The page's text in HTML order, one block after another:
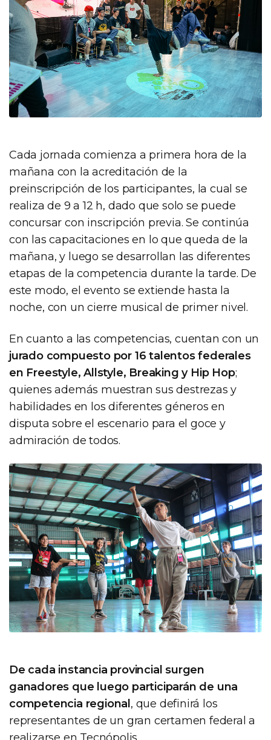
Cada jornada comienza a primera hora de la
mañana con la acreditación de la
preinscripción de los participantes, la cual se
realiza de 9 a 12 h, dado que solo se puede
concursar con inscripción previa. Se continúa
con las capacitaciones en lo que queda de la
mañana, y luego se desarrollan las diferentes
etapas de la competencia durante la tarde. De
este modo, el evento se extiende hasta la
noche, con un cierre musical de primer nivel.
En cuanto a las competencias, cuentan con un
jurado compuesto por 16 talentos federales
en Freestyle, Allstyle, Breaking y Hip Hop;
quienes además muestran sus destrezas y
habilidades en los diferentes géneros en
disputa sobre el escenario para el goce y
admiración de todos.
De cada instancia provincial surgen
ganadores que luego participarán de una
competencia regional , que definirá los
representantes de un gran certamen federal a